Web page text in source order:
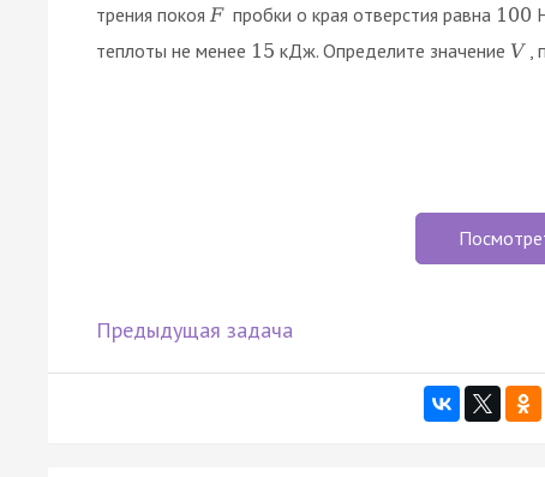
трения покоя F пробки о края отверстия равна 100
теплоты не менее 15 кДж. Определите значение V
Предыдущая задача